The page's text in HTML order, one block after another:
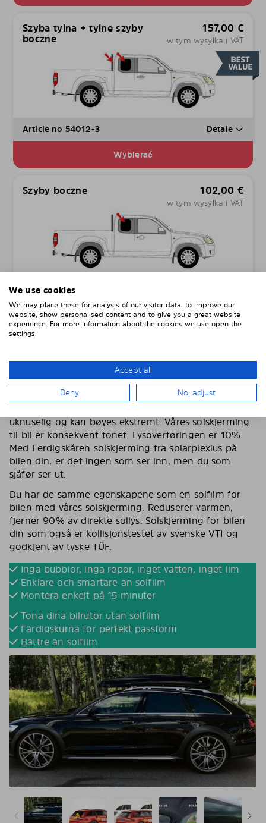
Szyba tylna + tylne szyby
boczne
157,00 €
w tym wysyłka i VAT
Article no 54012-3 Detale
Wybierać
Szyby boczne 102,00 €
w tym wysyłka i VAT
Article no 54012-S
Wybierać
INGEN SOLFILM, FERDIGSKÅREN
SOLSKJERMING LAGET I 1MM PC
I motsetning til solfilm er Solarplexius solskjerming et
uknuselig og kan bøyes ekstremt. Våres solskjerming
til bil er konsekvent tonet. Lysoverføringen er 10%.
Med Ferdigskåren solskjerming fra solarplexius på
bilen din, er det ingen som ser inn, men du som
sjåfør ser ut.
Du har de samme egenskapene som en solfilm for
bilen med våres solskjerming. Reduserer varmen,
fjerner 90% av direkte sollys. Solskjerming for bilen
din som også er kollisjonstestet av svenske VTI og
godkjent av tyske TÜF.
Inga bubblor, inga repor, inget vatten, inget lim
Enklare och smartare än solfilm
Montera enkelt på 15 minuter
Tona dina bilrutor utan solfilm
Färdigskurna för perfekt passform
Bättre än solfilm
We use cookies
We may place these for analysis of our visitor data, to improve our
website, show personalised content and to give you a great website
experience. For more information about the cookies we use open the
settings.
Accept all
Deny No, adjust